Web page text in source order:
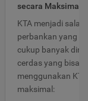
secara Maksimal
KTA menjadi
perbankan yang
cukup banyak
cerdas yang bisa
menggunakan
maksimal: